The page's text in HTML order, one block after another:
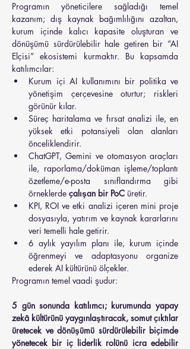
Programın yöneticilere sağladığı temel
kazanım; dış kaynak bağımlılığını azaltan,
kurum içinde kalıcı kapasite oluşturan ve
dönüşümü sürdürülebilir hale getiren bir “AI
Elçisi” ekosistemi kurmaktır. Bu kapsamda
katılımcılar:
Kurum içi AI kullanımını bir politika ve
yönetişim çerçevesine oturtur; riskleri
görünür kılar.
Süreç haritalama ve fırsat analizi ile, en
yüksek etki potansiyeli olan alanları
önceliklendirir.
ChatGPT, Gemini ve otomasyon araçları
ile, raporlama/doküman işleme/toplantı
özetleme/e-posta sınıflandırma gibi
örneklerde çalışan bir PoC üretir.
KPI, ROI ve etki analizi içeren mini proje
dosyasıyla, yatırım ve kaynak kararlarını
veri temelli hale getirir.
6 aylık yayılım planı ile, kurum içinde
öğrenmeyi ve adaptasyonu organize
ederek AI kültürünü ölçekler.
Programın temel vaadi şudur:
5 gün sonunda katılımcı; kurumunda yapay
zekâ kültürünü yaygınlaştıracak, somut çıktılar
üretecek ve dönüşümü sürdürülebilir biçimde
yönetecek bir iç liderlik rolünü icra edebilir